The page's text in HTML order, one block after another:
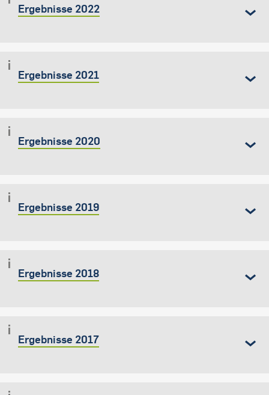
Ergebnisse 2022
Ergebnisse 2021
Ergebnisse 2020
Ergebnisse 2019
Ergebnisse 2018
Ergebnisse 2017